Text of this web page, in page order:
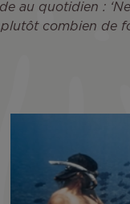
au quotidien :
combien de